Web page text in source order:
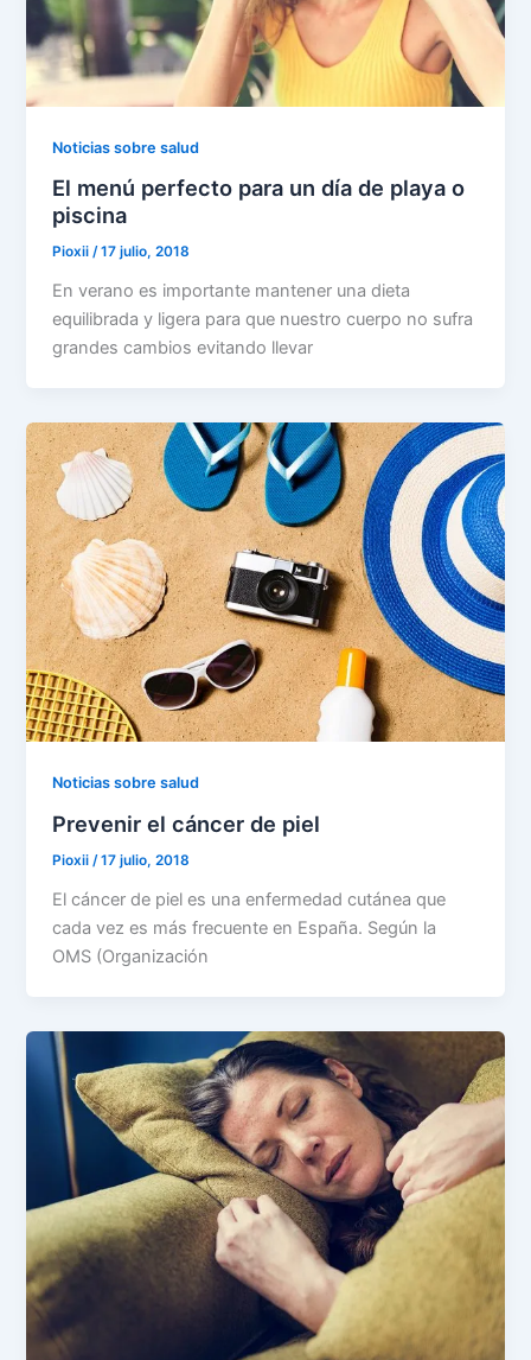
Noticias sobre salud
El menú perfecto para un día de playa o
piscina
Pioxii/17 julio, 2018
En verano es importante mantener una dieta
equilibrada y ligera para que nuestro cuerpo no sufra
grandes cambios evitando llevar
Noticias sobre salud
Prevenir el cáncer de piel
Pioxii/17 julio, 2018
El cáncer de piel es una enfermedad cutánea que
cada vez es más frecuente en España. Según la
OMS (Organización